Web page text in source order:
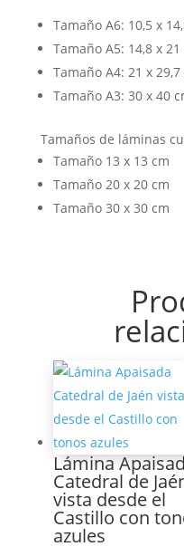
Tamaño A6: 10,5 x
Tamaño A5: 14,8 x 21
Tamaño A4: 21 x 29,7
Tamaño A3: 30 x 40
Tamaños de láminas
Tamaño 13 x 13 cm
Tamaño 20 x 20 cm
Tamaño 30 x 30 cm
Lámina
Catedral de
vista desde el
Castillo con
azules